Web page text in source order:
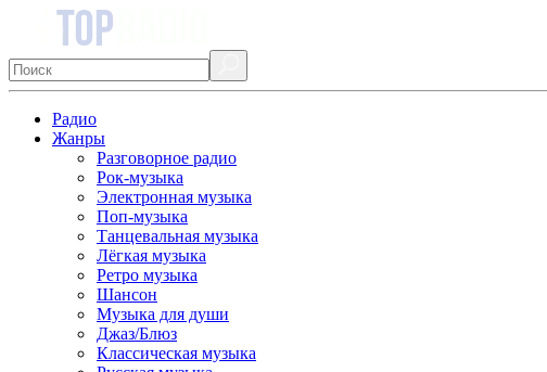
Радио
Жанры
Разговорное радио
Рок-музыка
Электронная музыка
Поп-музыка
Танцевальная музыка
Лёгкая музыка
Ретро музыка
Шансон
Музыка для души
Джаз/Блюз
Классическая музыка